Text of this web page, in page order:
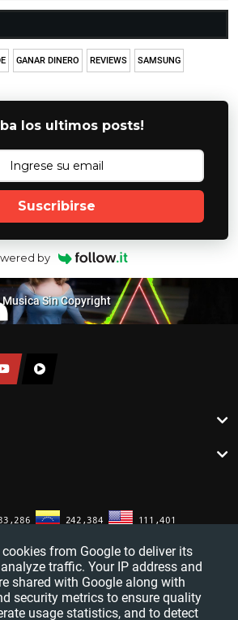
GANAR DINERO REVIEWS SAMSUNG
los ultimos posts!
Suscribirse
by
Musica Sin Copyright
from Google to deliver its
traffic. Your IP address and
shared with Google along with
security metrics to ensure quality
usage statistics, and to detect